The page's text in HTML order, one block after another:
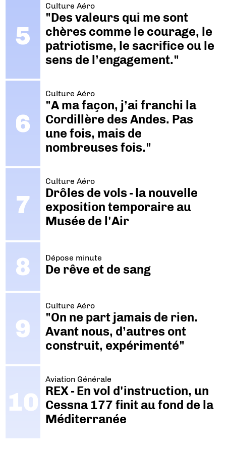
Culture Aéro
"Des valeurs qui me sont
chères comme le courage, le
patriotisme, le sacrifice ou le
sens de l’engagement."
Culture Aéro
"A ma façon, j’ai franchi la
Cordillère des Andes. Pas
une fois, mais de
nombreuses fois."
Culture Aéro
Drôles de vols - la nouvelle
exposition temporaire au
Musée de l'Air
Dépose minute
De rêve et de sang
Culture Aéro
"On ne part jamais de rien.
Avant nous, d’autres ont
construit, expérimenté"
Aviation Générale
REX - En vol d'instruction, un
Cessna 177 finit au fond de la
Méditerranée